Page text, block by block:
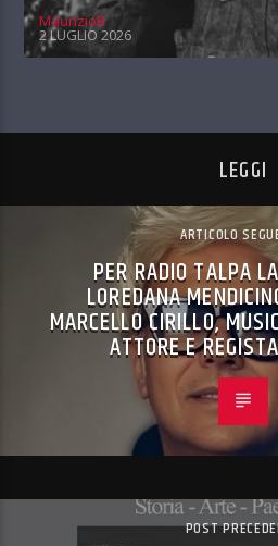
MaurizioB
2 LUGLIO 2026
LEGGI
ARTICOLO
PER RADIO TALPA
LOREDANA
MARCELLO CIRILLO,
ATTORE E
POST